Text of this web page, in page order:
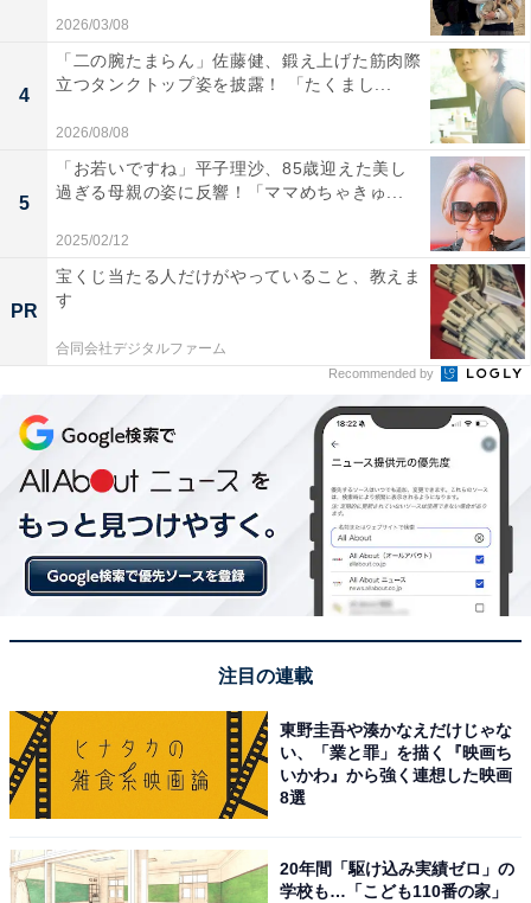
2026/03/08
4
「二の腕たまらん」佐藤健、鍛え上げた筋肉際
立つタンクトップ姿を披露！ 「たくまし...
2026/08/08
5
「お若いですね」平子理沙、85歳迎えた美し
過ぎる母親の姿に反響！「ママめちゃきゅ...
2025/02/12
PR
宝くじ当たる人だけがやっていること、教えま
す
合同会社デジタルファーム
Recommended by
注目の連載
東野圭吾や湊かなえだけじゃな
い、「業と罪」を描く『映画ち
いかわ』から強く連想した映画
8選
20年間「駆け込み実績ゼロ」の
学校も…「こども110番の家」